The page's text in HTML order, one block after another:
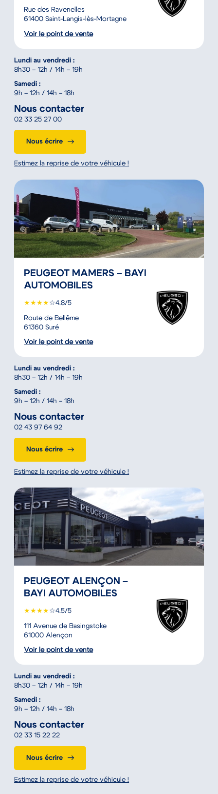
Rue des Ravenelles
61400 Saint-Langis-lès-Mortagne
Voir le point de vente
Lundi au vendredi :
8h30 – 12h / 14h – 19h
Samedi :
9h – 12h / 14h – 18h
Nous contacter
02 33 25 27 00
Nous écrire
Estimez la reprise de votre véhicule !
PEUGEOT MAMERS – BAYI
AUTOMOBILES
★★★★☆4.8/5
Route de Bellême
61360 Suré
Voir le point de vente
Lundi au vendredi :
8h30 – 12h / 14h – 19h
Samedi :
9h – 12h / 14h – 18h
Nous contacter
02 43 97 64 92
Nous écrire
Estimez la reprise de votre véhicule !
PEUGEOT ALENÇON –
BAYI AUTOMOBILES
★★★★☆4.5/5
111 Avenue de Basingstoke
61000 Alençon
Voir le point de vente
Lundi au vendredi :
8h30 – 12h / 14h – 19h
Samedi :
9h – 12h / 14h – 18h
Nous contacter
02 33 15 22 22
Nous écrire
Estimez la reprise de votre véhicule !